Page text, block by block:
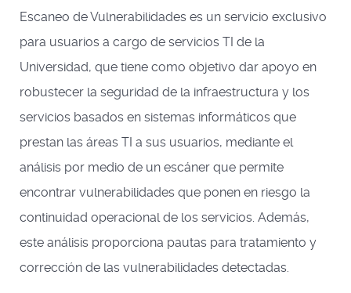
Escaneo de Vulnerabilidades es un servicio exclusivo
para usuarios a cargo de servicios TI de la
Universidad, que tiene como objetivo dar apoyo en
robustecer la seguridad de la infraestructura y los
servicios basados en sistemas informáticos que
prestan las áreas TI a sus usuarios, mediante el
análisis por medio de un escáner que permite
encontrar vulnerabilidades que ponen en riesgo la
continuidad operacional de los servicios. Además,
este análisis proporciona pautas para tratamiento y
corrección de las vulnerabilidades detectadas.